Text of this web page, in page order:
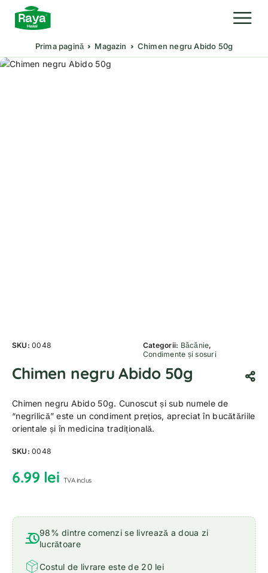
Prima pagină Magazin Chimen negru Abido 50g
SKU:0048 Categorii: Băcănie,
Condimente și sosuri
Chimen negru Abido 50g
Chimen negru Abido 50g. Cunoscut și sub numele de
“negrilică” este un condiment prețios, apreciat în bucătăriile
orientale și în medicina tradițională.
SKU:0048
6.99 lei TVA inclus
98% dintre comenzi se livrează a doua zi
lucrătoare
Costul de livrare este de 20 lei